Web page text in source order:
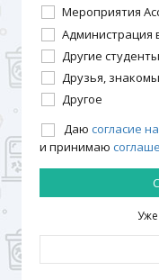
Мероприятия
Администрация
Другие студенты
Друзья,
Другое
Даю согласие
и принимаю
Уже